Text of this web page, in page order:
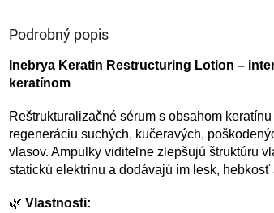
Podrobný popis
Inebrya Keratin Restructuring Lotion –
keratínom
Reštrukturalizačné sérum s obsahom
regeneráciu suchých, kučeravých,
vlasov. Ampulky viditeľne zlepšujú štruktúru
statickú elektrinu a dodávajú im lesk, hebkosť
🌿 Vlastnosti: